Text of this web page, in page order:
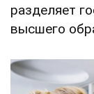
разделяет
высшего